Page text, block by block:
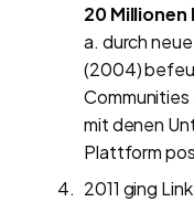
20 Millionen
a. durch
(2004)
Communities
mit denen
Plattform
2011 ging